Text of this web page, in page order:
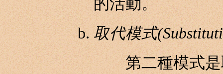
的活動。
取代模式
第二種模式是取